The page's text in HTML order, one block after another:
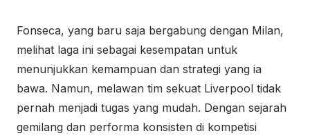
Fonseca, yang baru saja bergabung dengan Milan,
melihat laga ini sebagai kesempatan untuk
menunjukkan kemampuan dan strategi yang ia
bawa. Namun, melawan tim sekuat Liverpool tidak
pernah menjadi tugas yang mudah. Dengan sejarah
gemilang dan performa konsisten di kompetisi